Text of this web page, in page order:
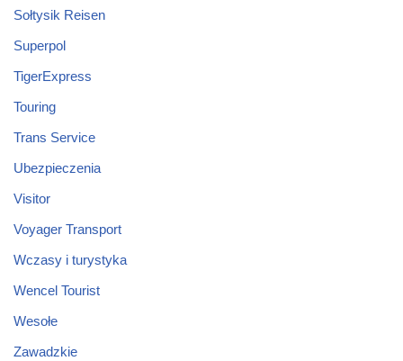
Sołtysik Reisen
Superpol
TigerExpress
Touring
Trans Service
Ubezpieczenia
Visitor
Voyager Transport
Wczasy i turystyka
Wencel Tourist
Wesołe
Zawadzkie